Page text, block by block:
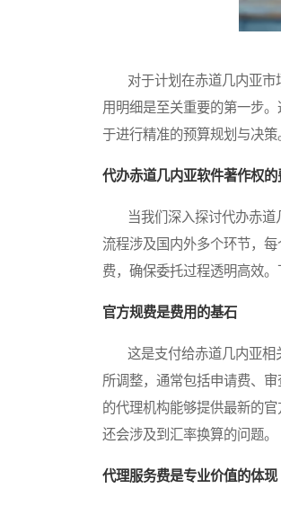
对于计划在赤道几内亚市
用明细是至关重要的第一步
于进行精准的预算规划与决策
代办赤道几内亚软件著作权的
当我们深入探讨代办赤道
流程涉及国内外多个环节，
费，确保委托过程透明高效
官方规费是费用的基石
这是支付给赤道几内亚相
所调整，通常包括申请费、
的代理机构能够提供最新的
还会涉及到汇率换算的问题。
代理服务费是专业价值的体现